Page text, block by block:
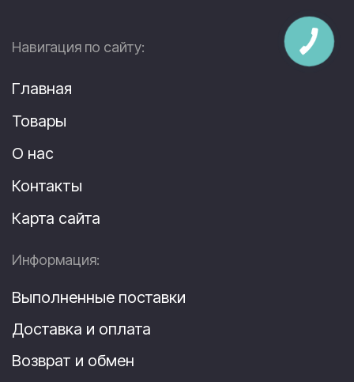
Навигация по сайту:
Главная
Товары
О нас
Контакты
Карта сайта
Информация:
Выполненные поставки
Доставка и оплата
Возврат и обмен